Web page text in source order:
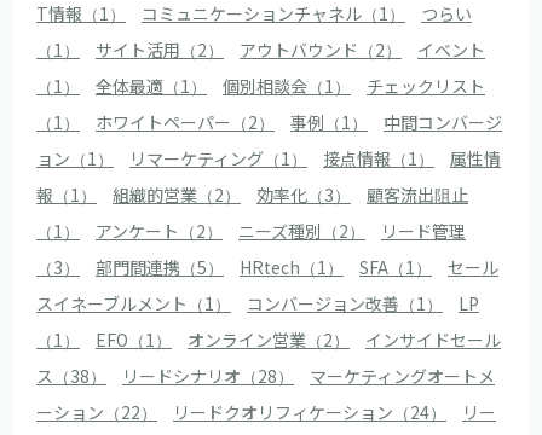
T情報（1）
コミュニケーションチャネル（1）
つらい
（1）
サイト活用（2） アウトバウンド（2）
イベント
（1）
全体最適（1） 個別相談会（1）
チェックリスト
（1）
ホワイトペーパー（2） 事例（1）
中間コンバージ
ョン（1）
リマーケティング（1） 接点情報（1）
属性情
報（1）
組織的営業（2） 効率化（3）
顧客流出阻止
（1）
アンケート（2） ニーズ種別（2）
リード管理
（3）
部門間連携（5） HRtech（1） SFA（1）
セール
スイネーブルメント（1）
コンバージョン改善（1）
LP
（1）
EFO（1） オンライン営業（2）
インサイドセール
ス（38）
リードシナリオ（28）
マーケティングオートメ
ーション（22）
リードクオリフィケーション（24）
リー